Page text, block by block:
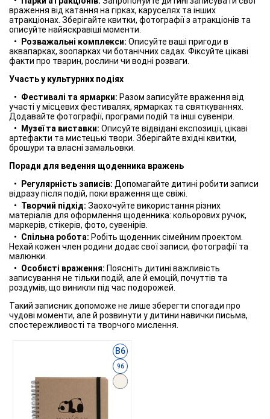
враження від катання на гірках, каруселях та інших
атракціонах. Зберігайте квитки, фотографії з атракціонів та
описуйте найяскравіші моменти.
Розважальні комплекси: Описуйте ваші пригоди в
аквапарках, зоопарках чи ботанічних садах. Фіксуйте цікаві
факти про тварин, рослини чи водні розваги.
Участь у культурних подіях
Фестивалі та ярмарки: Разом записуйте враження від
участі у місцевих фестивалях, ярмарках та святкуваннях.
Додавайте фотографії, програми подій та інші сувеніри.
Музеї та виставки: Описуйте відвідані експозиції, цікаві
артефакти та мистецькі твори. Зберігайте вхідні квитки,
брошури та власні замальовки.
Поради для ведення щоденника вражень
Регулярність записів: Допомагайте дитині робити записи
відразу після подій, поки враження ще свіжі.
Творчий підхід: Заохочуйте використання різних
матеріалів для оформлення щоденника: кольорових ручок,
маркерів, стікерів, фото, сувенірів.
Спільна робота: Робіть щоденник сімейним проектом.
Нехай кожен член родини додає свої записи, фотографії та
малюнки.
Особисті враження: Поясніть дитині важливість
записування не тільки подій, але й емоцій, почуттів та
роздумів, що виникли під час подорожей.
Такий записник допоможе не лише зберегти спогади про
чудові моменти, але й розвинути у дитини навички письма,
спостережливості та творчого мислення.
B6
96